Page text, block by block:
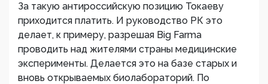
За такую антироссийскую позицию Токаеву
приходится платить. И руководство РК это
делает, к примеру, разрешая Big Farma
проводить над жителями страны медицинские
эксперименты. Делается это на базе старых и
вновь открываемых биолабораторий. По